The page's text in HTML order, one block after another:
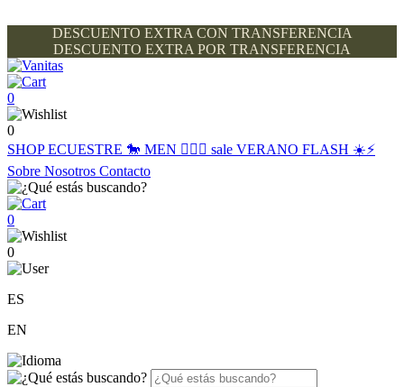
DESCUENTO EXTRA CON TRANSFERENCIA
DESCUENTO EXTRA POR TRANSFERENCIA
0
0
SHOPECUESTRE 🐎 MEN 🙋🏽‍♂️ sale VERANO FLASH ☀️⚡️
Sobre Nosotros Contacto
0
0
ES
EN